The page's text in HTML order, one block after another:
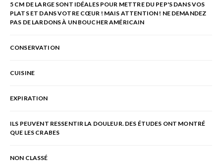
5 CM DE LARGE SONT IDÉALES POUR METTRE DU PEP'S DANS VOS
PLATS ET DANS VOTRE CŒUR ! MAIS ATTENTION ! NE DEMANDEZ
PAS DE LARDONS À UN BOUCHER AMÉRICAIN
CONSERVATION
CUISINE
EXPIRATION
ILS PEUVENT RESSENTIR LA DOULEUR. DES ÉTUDES ONT MONTRÉ
QUE LES CRABES
NON CLASSÉ